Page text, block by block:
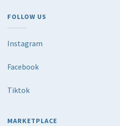
FOLLOW US
Instagram
Facebook
Tiktok
MARKETPLACE